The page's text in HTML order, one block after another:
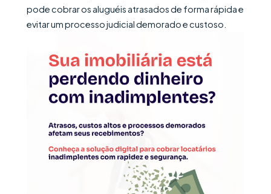
pode cobrar os aluguéis atrasados de forma rápida e
evitar um processo judicial demorado e custoso.